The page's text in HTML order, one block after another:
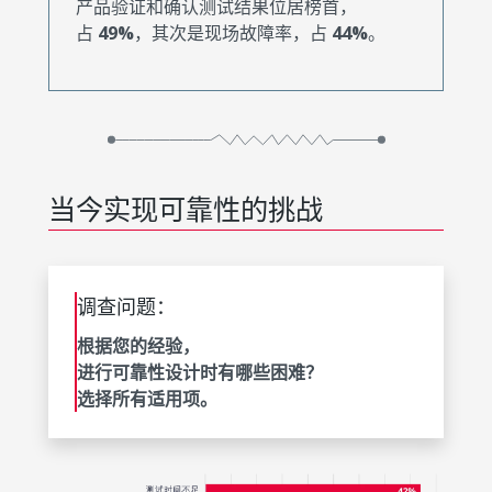
产品验证和确认测试结果位居榜首，
占 49%，其次是现场故障率，占 44%。
当今实现可靠性的挑战
调查问题：
根据您的经验，
进行可靠性设计时有哪些困难？
选择所有适用项。